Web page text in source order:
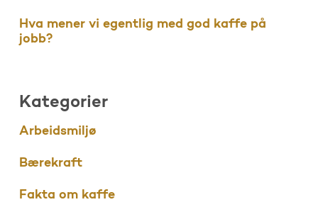
Hva mener vi egentlig med god kaffe på
jobb?
Kategorier
Arbeidsmiljø
Bærekraft
Fakta om kaffe